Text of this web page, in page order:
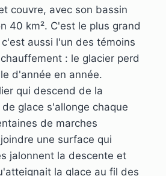
couvre, avec son bassin
40 km². C'est le plus grand
aussi l'un des témoins
: le glacier perd
d'année en année.
qui descend de la
glace s'allonge chaque
de marches
une surface qui
jalonnent la descente et
la glace au fil des